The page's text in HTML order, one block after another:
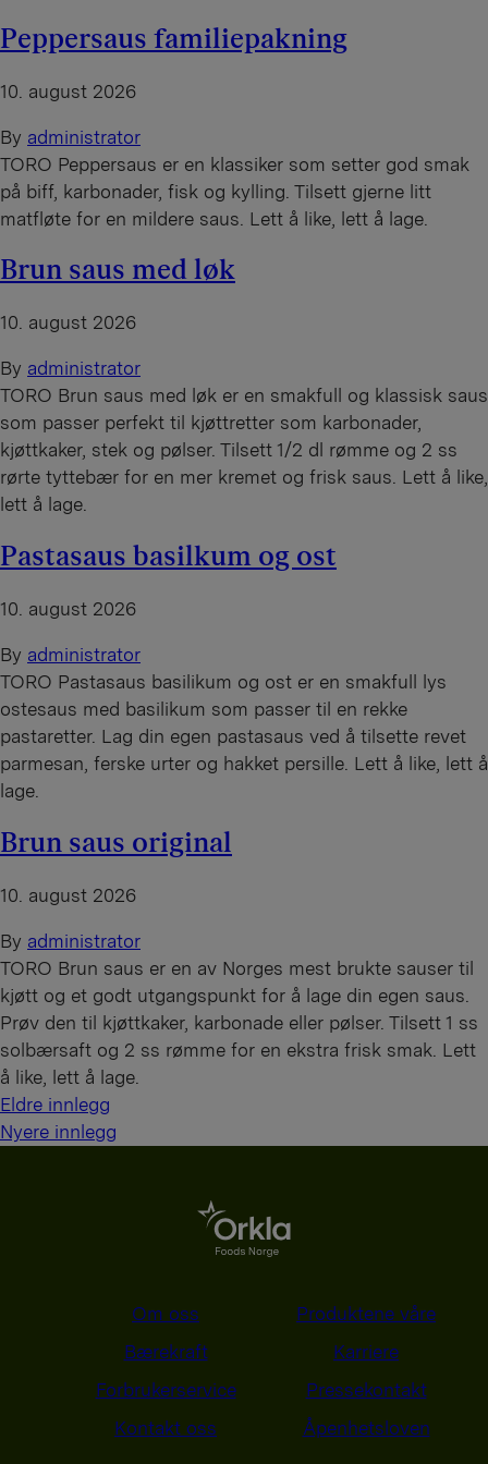
Peppersaus familiepakning
10. august 2026
By administrator
TORO Peppersaus er en klassiker som setter god smak
på biff, karbonader, fisk og kylling. Tilsett gjerne litt
matfløte for en mildere saus. Lett å like, lett å lage.
Brun saus med løk
10. august 2026
By administrator
TORO Brun saus med løk er en smakfull og klassisk saus
som passer perfekt til kjøttretter som karbonader,
kjøttkaker, stek og pølser. Tilsett 1/2 dl rømme og 2 ss
rørte tyttebær for en mer kremet og frisk saus. Lett å like,
lett å lage.
Pastasaus basilkum og ost
10. august 2026
By administrator
TORO Pastasaus basilikum og ost er en smakfull lys
ostesaus med basilikum som passer til en rekke
pastaretter. Lag din egen pastasaus ved å tilsette revet
parmesan, ferske urter og hakket persille. Lett å like, lett å
lage.
Brun saus original
10. august 2026
By administrator
TORO Brun saus er en av Norges mest brukte sauser til
kjøtt og et godt utgangspunkt for å lage din egen saus.
Prøv den til kjøttkaker, karbonade eller pølser. Tilsett 1 ss
solbærsaft og 2 ss rømme for en ekstra frisk smak. Lett
å like, lett å lage.
I
n
Eldre innlegg
Nyere innlegg
Om oss
Produktene våre
Bærekraft
Karriere
Forbrukerservice
Pressekontakt
Kontakt oss
Åpenhetsloven